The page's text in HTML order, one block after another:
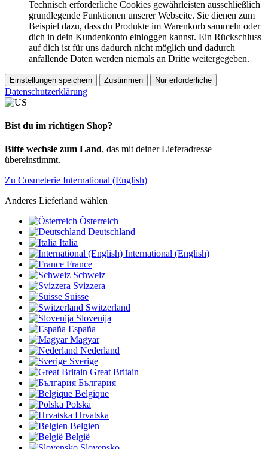
Technisch erforderliche Cookies gewährleisten ausschließlich
grundlegende Funktionen unserer Webseite. Sie dienen zum
Beispiel dazu, dass du Produkte im Warenkorb sammeln oder
dich in dein Kundenkonto einloggen kannst. Ein Rückschluss
auf dich ist für uns dadurch nicht möglich und dadurch
anfallende Daten werden niemals an Dritte weitergegeben.
Einstellungen speichern Zustimmen Nur erforderliche
Datenschutzerklärung
Bist du im richtigen Shop?
Bitte wechsle zum Land, das mit deiner Lieferadresse
übereinstimmt.
Zu Cosmeterie International (English)
Anderes Lieferland wählen
Österreich
Deutschland
Italia
International (English)
France
Schweiz
Svizzera
Suisse
Switzerland
Slovenija
España
Magyar
Nederland
Sverige
Great Britain
България
Belgique
Polska
Hrvatska
Belgien
België